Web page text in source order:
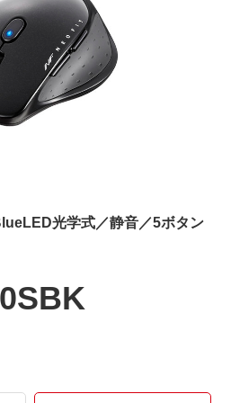
光学式／静音／5ボタン